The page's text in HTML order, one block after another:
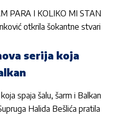
PARA I KOLIKO MI STAN
otkrila šokantne stvari
serija koja
spaja šalu, šarm i Balkan
Halida Bešlića pratila